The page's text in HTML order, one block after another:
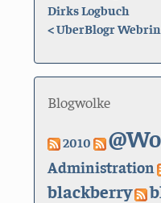
Dirks Logbuch
<UberBlogr
Blogwolke
2010
Administration
blackberry